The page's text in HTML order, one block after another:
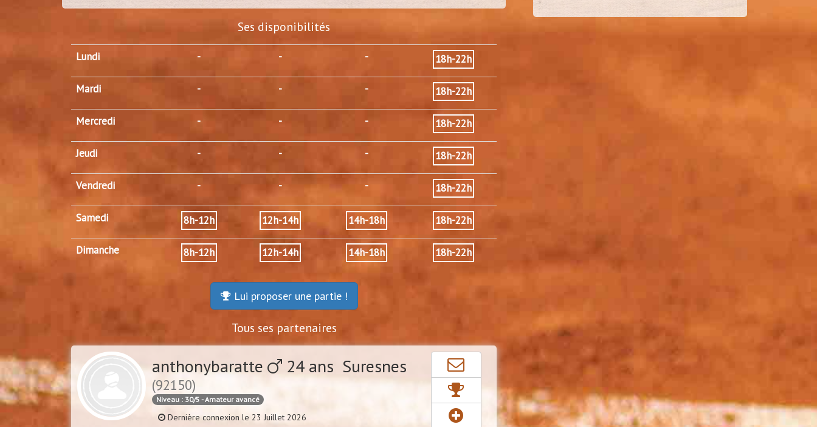
Ses disponibilités
Lundi - - - 18h-22h
Mardi - - - 18h-22h
Mercredi - - - 18h-22h
Jeudi - - - 18h-22h
Vendredi - - - 18h-22h
Samedi 8h-12h 12h-14h 14h-18h 18h-22h
Dimanche 8h-12h 12h-14h 14h-18h 18h-22h
Lui proposer une partie !
Tous ses partenaires
anthonybaratte 24 ans Suresnes
(92150)
Niveau : 30/5 - Amateur avancé
Dernière connexion le 23 Juillet 2026